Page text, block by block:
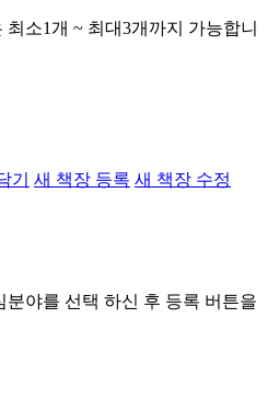
소1개 ~ 최대3개까지 가능합니
기 새 책장 등록 새 책장 수정
분야를 선택 하신 후 등록 버튼을